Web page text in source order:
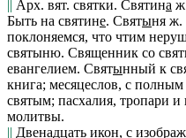
|| Арх. вят. святки. Святина
Быть на святине. Святыня ж.
поклоняемся, что чтим
святыню. Священник со
евангелием. Святынный к
книга; месяцеслов, с полным
святым; пасхалия, тропари
молитвы.
|| Двенадцать икон, с